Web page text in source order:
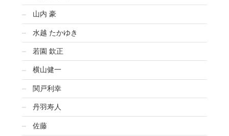
山内 豪
水越 たかゆき
若園 欽正
横山健一
関戸利幸
丹羽寿人
佐藤